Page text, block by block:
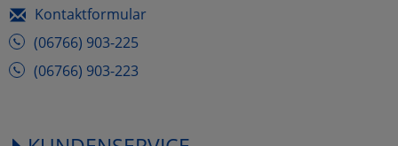
Kontaktformular
(06766) 903-225
(06766) 903-223